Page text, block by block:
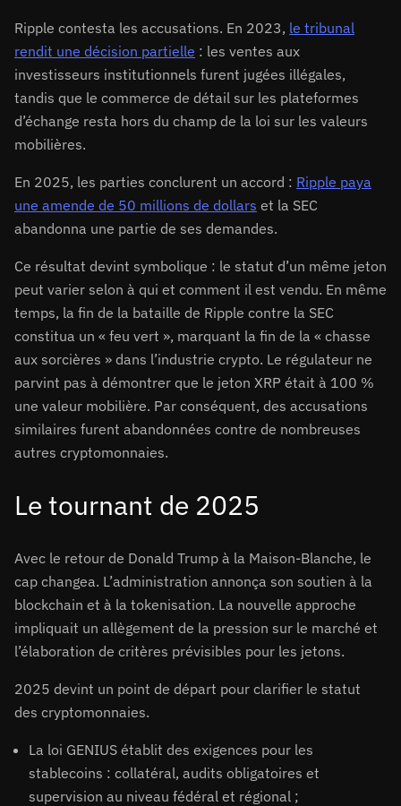
Ripple contesta les accusations. En 2023, le tribunal
rendit une décision partielle : les ventes aux
investisseurs institutionnels furent jugées illégales,
tandis que le commerce de détail sur les plateformes
d’échange resta hors du champ de la loi sur les valeurs
mobilières.
En 2025, les parties conclurent un accord : Ripple paya
une amende de 50 millions de dollars et la SEC
abandonna une partie de ses demandes.
Ce résultat devint symbolique : le statut d’un même jeton
peut varier selon à qui et comment il est vendu. En même
temps, la fin de la bataille de Ripple contre la SEC
constitua un « feu vert », marquant la fin de la « chasse
aux sorcières » dans l’industrie crypto. Le régulateur ne
parvint pas à démontrer que le jeton XRP était à 100 %
une valeur mobilière. Par conséquent, des accusations
similaires furent abandonnées contre de nombreuses
autres cryptomonnaies.
Le tournant de 2025
Avec le retour de Donald Trump à la Maison-Blanche, le
cap changea. L’administration annonça son soutien à la
blockchain et à la tokenisation. La nouvelle approche
impliquait un allègement de la pression sur le marché et
l’élaboration de critères prévisibles pour les jetons.
2025 devint un point de départ pour clarifier le statut
des cryptomonnaies.
La loi GENIUS établit des exigences pour les
stablecoins : collatéral, audits obligatoires et
supervision au niveau fédéral et régional ;